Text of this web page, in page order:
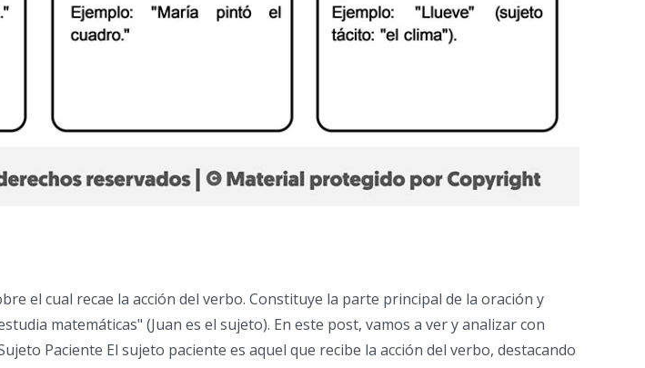
el cual recae la acción del verbo. Constituye la parte principal de la oración y
matemáticas" (Juan es el sujeto). En este post, vamos a ver y analizar con
Paciente El sujeto paciente es aquel que recibe la acción del verbo, destacando